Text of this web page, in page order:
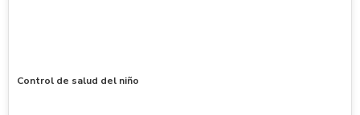
Control de salud del niño